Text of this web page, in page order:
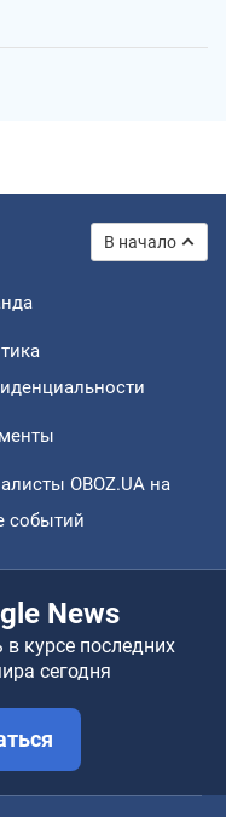
В начало
OBOZ.UA на
событий
News
курсе последних
сегодня